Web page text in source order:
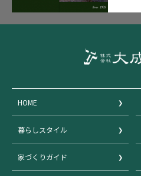
HOME
暮らしスタイル
家づくりガイド